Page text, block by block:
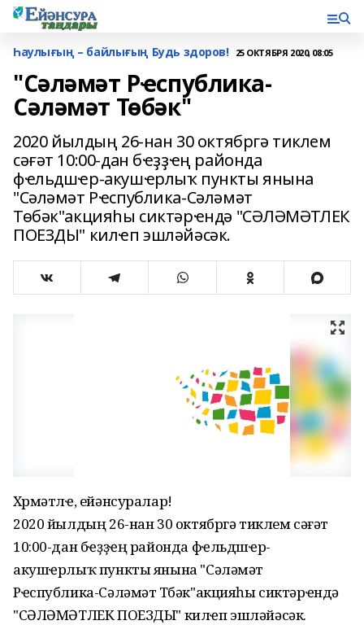
Һаулығың – байлығың Будь здоров! 25 ОКТЯБРЯ 2020, 08:05
"Сәләмәт Рҽспублика-
Сәләмәт Төбәк"
2020 йылдың 26-нан 30 октябргә тиклем
сәғәт 10:00-дан бҽҙҙҽң районда
фҽльдшҽр-акушҽрлыҡ пункты янына
"Сәләмәт Рҽспублика-Сәләмәт
Төбәк"акцияһы сиктәрҽндә "СӘЛӘМӘТЛЕК
ПОЕЗДЫ" килҽп эшләйәсәк.
Хөрмәтлҽ, ейәнсуралар!
2020 йылдың 26-нан 30 октябргә тиклем сәғәт
10:00-дан бҽҙҙҽң районда фҽльдшҽр-
акушҽрлыҡ пункты янына "Сәләмәт
Рҽспублика-Сәләмәт Төбәк"акцияһы сиктәрҽндә
"СӘЛӘМӘТЛЕК ПОЕЗДЫ" килҽп эшләйәсәк.